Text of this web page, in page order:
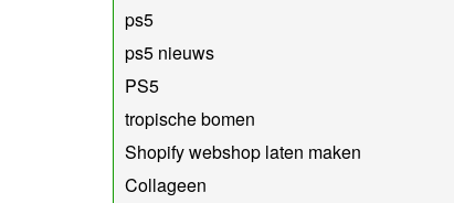
ps5
ps5 nieuws
PS5
tropische bomen
Shopify webshop laten maken
Collageen